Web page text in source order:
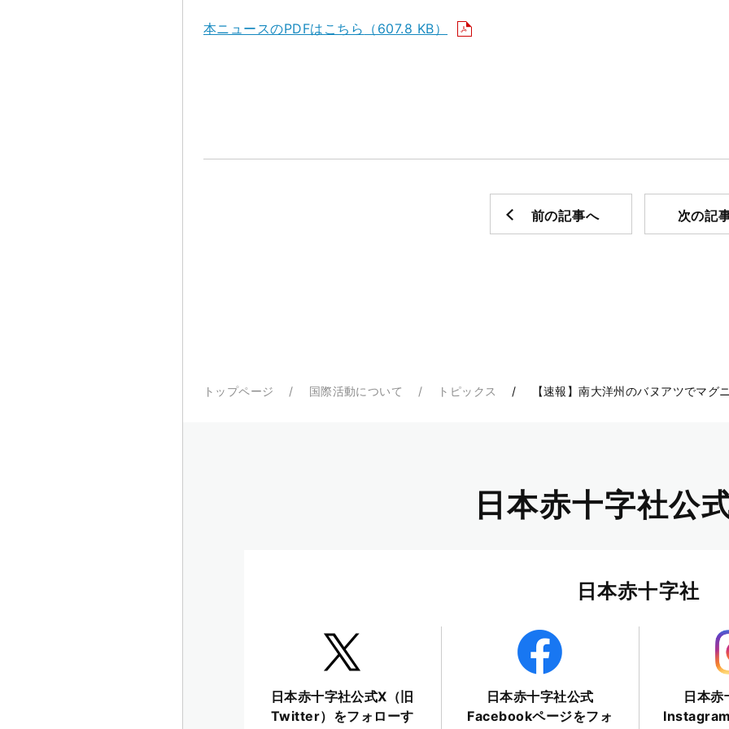
本ニュースのPDFはこちら （607.8 KB）
前の記事へ 次の記
トップページ 国際活動について トピックス 【速報】南大洋州のバヌアツでマグ
日本赤十字社公
日本赤十字社
日本赤十字社公式X（旧
Twitter）をフォローす
日本赤十字社公式
Facebookページをフォ
日本赤